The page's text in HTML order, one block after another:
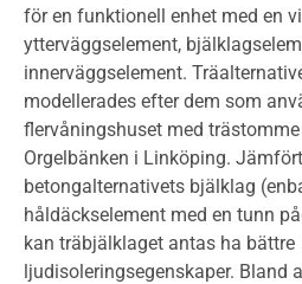
för en funktionell enhet med en
ytterväggselement,
innerväggselement.
modellerades efter dem som
flervåningshuset med
Orgelbänken i Linköping.
betongalternativets bjälklag
håldäckselement med en tunn
kan träbjälklaget antas ha bättre
ljudisoleringsegenskaper. Bland